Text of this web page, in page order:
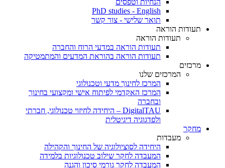
הנחיות וטפסים
PhD studies - English
תואר שלישי - צור קשר
תעודות הוראה
תעודות הוראה
תעודות הוראה במדעי הרוח והחברה
תעודות הוראה בהוראת המדעים והמתמטיקה
מרכזים
המרכזים שלנו
המרכז לחינוך מדעי וטכנולוגי
המרכז האקדמי לפיתוח אישי ומקצועי בחינוך
ובחברה
DigitalTAU – היחידה לחיזוי טכנולוגי, חברתי
ולפדגוגיה דיגיטלית
מחקר
מעבדות
היחידה לסוציולוגיה של החינוך והקהילה
המעבדה לחקר שילוב טכנולוגיות בלמידה
המעבדה לחקר גורמי סיכון והגנה